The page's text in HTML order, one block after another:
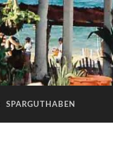
SPARGUTHABEN